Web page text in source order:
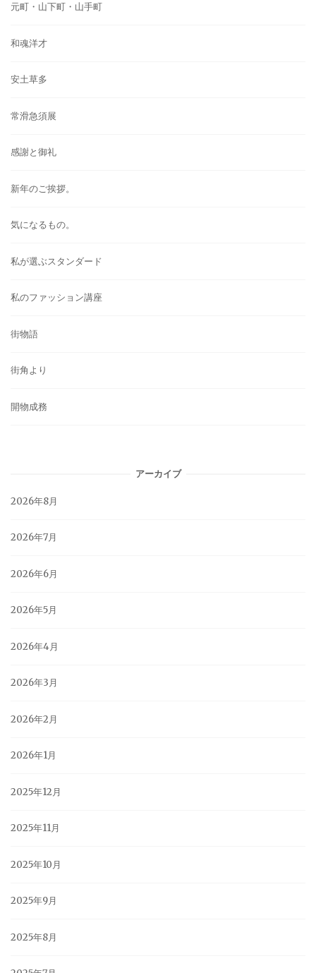
元町・山下町・山手町
和魂洋才
安土草多
常滑急須展
感謝と御礼
新年のご挨拶。
気になるもの。
私が選ぶスタンダード
私のファッション講座
街物語
街角より
開物成務
アーカイブ
2026年8月
2026年7月
2026年6月
2026年5月
2026年4月
2026年3月
2026年2月
2026年1月
2025年12月
2025年11月
2025年10月
2025年9月
2025年8月